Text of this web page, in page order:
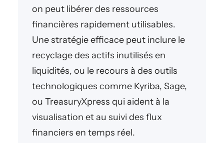
on peut libérer des ressources
financières rapidement utilisables.
Une stratégie efficace peut inclure le
recyclage des actifs inutilisés en
liquidités, ou le recours à des outils
technologiques comme Kyriba, Sage,
ou TreasuryXpress qui aident à la
visualisation et au suivi des flux
financiers en temps réel.